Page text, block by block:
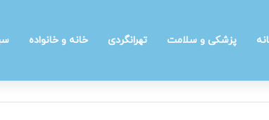
پزشکی و سلامت تهرانگردی خانه و خانواده